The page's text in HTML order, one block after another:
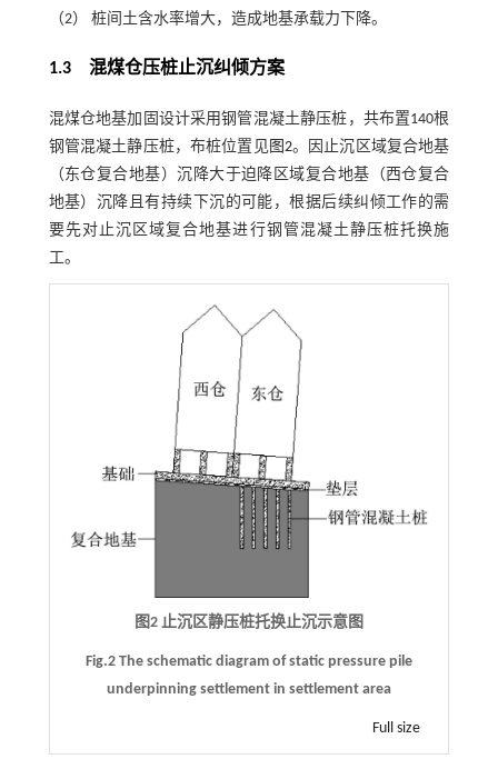
（2） 桩间土含水率增大，造成地基承载力下降。
1.3混煤仓压桩止沉纠倾方案
混煤仓地基加固设计采用钢管混凝土静压桩，共布置140根
钢管混凝土静压桩，布桩位置见图2。因止沉区域复合地基
（东仓复合地基）沉降大于迫降区域复合地基（西仓复合
地基）沉降且有持续下沉的可能，根据后续纠倾工作的需
要先对止沉区域复合地基进行钢管混凝土静压桩托换施
工。
图2 止沉区静压桩托换止沉示意图
Fig.2 The schematic diagram of static pressure pile
underpinning settlement in settlement area
Full size